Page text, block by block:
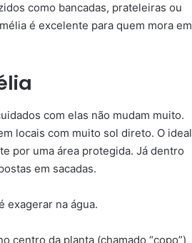
como bancadas, prateleiras ou
é excelente para quem mora em
com elas não mudam muito.
locais com muito sol direto. O ideal
por uma área protegida. Já dentro
em sacadas.
exagerar na água.
centro da planta (chamado “copo”)